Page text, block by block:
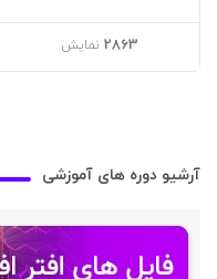
2863 نمایش
آرشیو دوره های آموزشی